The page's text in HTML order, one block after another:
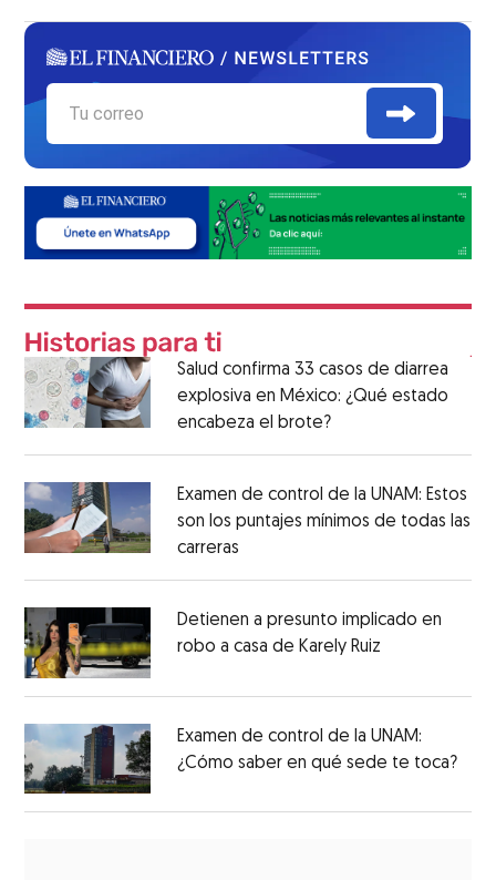
Salud confirma 33 casos de diarrea
explosiva en México: ¿Qué estado
encabeza el brote?
Examen de control de la UNAM: Estos
son los puntajes mínimos de todas las
carreras
Detienen a presunto implicado en
robo a casa de Karely Ruiz
Examen de control de la UNAM:
¿Cómo saber en qué sede te toca?